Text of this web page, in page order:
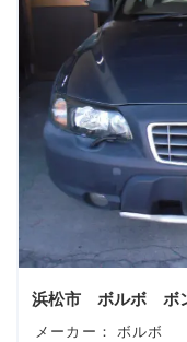
浜松市 ボルボ ボ
メーカー：
ボルボ